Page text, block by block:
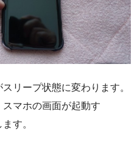
リープ状態に変わります。
マホの画面が起動す
す。